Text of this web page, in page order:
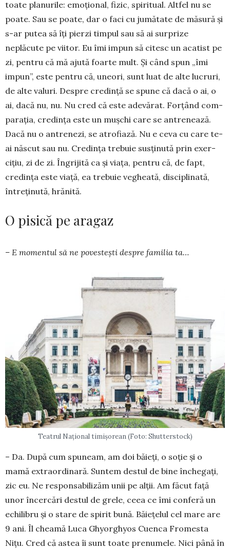
toate planurile: emoțional, fizic, spiritual. Altfel nu se
poate. Sau se poate, dar o faci cu jumătate de mă­sură și
s-ar putea să îți pierzi timpul sau să ai sur­prize
neplăcute pe viitor. Eu îmi impun să citesc un acatist pe
zi, pentru că mă ajută foarte mult. Și când spun „îmi
impun”, este pentru că, uneori, sunt luat de alte lucruri,
de alte valuri. Despre credință se spu­ne că dacă o ai, o
ai, dacă nu, nu. Nu cred că es­te adevărat. For­țând com­
pa­rația, credința este un mușchi care se an­tre­nează.
Dacă nu o antrenezi, se atrofiază. Nu e ceva cu care te-
ai năs­­cut sau nu. Cre­dința tre­buie sus­ți­nută prin exer­
cițiu, zi de zi. În­grijită ca și viața, pentru că, de fapt,
credința este viață, ea tre­buie vegheată, dis­ci­pli­nată,
întreți­nută, hrănită.
O pisică pe aragaz
– E momentul să ne povestești despre familia ta…
Teatrul Național timișorean (Foto: Shutterstock)
– Da. După cum spuneam, am doi băieți, o soție și o
mamă extraordinară. Suntem destul de bine în­chegați,
zic eu. Ne respon­sa­bilizăm unii pe alții. Am făcut față
unor încercări destul de grele, ceea ce îmi conferă un
echilibru și o stare de spirit bună. Băie­țelul cel mare are
9 ani. Îl cheamă Luca Ghyor­ghyos Cuenca Fro­mesta
Nițu. Cred că astea îi sunt toate pre­numele. Nici până în